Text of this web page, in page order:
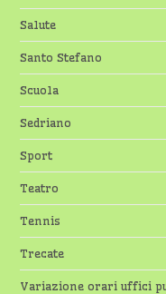
Salute
Santo Stefano
Scuola
Sedriano
Sport
Teatro
Tennis
Trecate
Variazione orari uffici